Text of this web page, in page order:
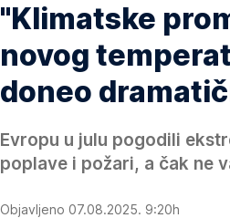
"Klimatske
novog
doneo
Evropu u julu pogodili
poplave i požari, a čak ne
Objavljeno 07.08.2025. 9:20h